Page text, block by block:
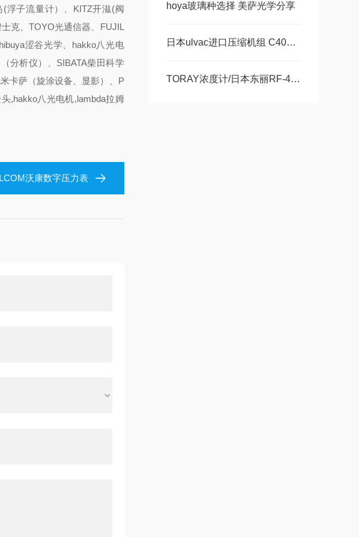
hoya玻璃种选择 美萨光学分享
日本ulvac进口压缩机组 C40R 爱发科美萨现货系列
TORAY浓度计/日本东丽RF-400/LC-450氧气分析仪售后服务中心
浮子流量计）、KITZ开滋(阀
克、TOYO光通信器、FUJIL
涩谷光学、hakko八光电
分析仪）、SIBATA柴田科学
卡萨（旋涂设备、显影）、P
,hakko八光电机,lambda拉姆
沃康数字压力表